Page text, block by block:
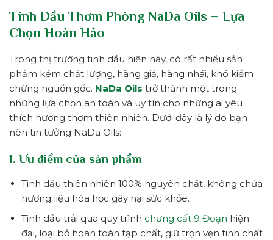
Tinh Dầu Thơm Phòng NaDa Oils – Lựa
Chọn Hoàn Hảo
Trong thị trường tinh dầu hiện này, có rất nhiều sản
phẩm kém chất lượng, hàng giả, hàng nhái, khó kiểm
chứng nguồn gốc. NaDa Oils trở thành một trong
những lựa chọn an toàn và uy tín cho những ai yêu
thích hương thơm thiên nhiên. Dưới đây là lý do bạn
nên tin tưởng NaDa Oils:
1. Ưu điểm của sản phẩm
Tinh dầu thiên nhiên 100% nguyên chất, không chứa
hương liệu hóa học gây hại sức khỏe.
Tinh dầu trải qua quy trình chưng cất 9 Đoạn hiện
đại, loại bỏ hoàn toàn tạp chất, giữ trọn vẹn tinh chất